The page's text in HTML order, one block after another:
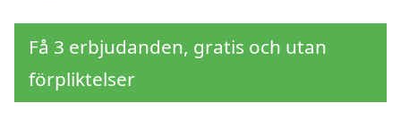
Få 3 erbjudanden, gratis och utan
förpliktelser